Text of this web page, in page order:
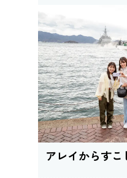
アレイからすこ